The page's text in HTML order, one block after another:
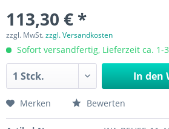
113,30 € *
zzgl. MwSt.zzgl. Versandkosten
Sofort versandfertig, Lieferzeit ca. 1-
In den
Merken Bewerten